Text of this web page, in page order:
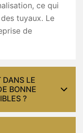
ce qui
tuyaux. Le
de
DANS LE
BONNE
?